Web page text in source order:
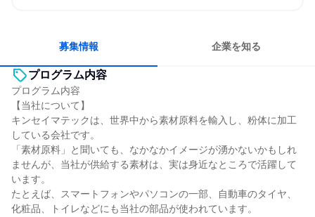
募集情報 企業を知る
プログラム内容
プログラム内容
【当社について】
キンセイマテックは、世界中から素材原料を輸入し、粉体に加工
している会社です。
「素材原料」と聞いても、なかなかイメージが湧かないかもしれ
ませんが、当社が供給する素材は、実は身近なところで活躍して
います。
たとえば、スマートフォンやパソコンの一部、自動車のタイヤ、
化粧品、トイレなどにも当社の部品が使われています。